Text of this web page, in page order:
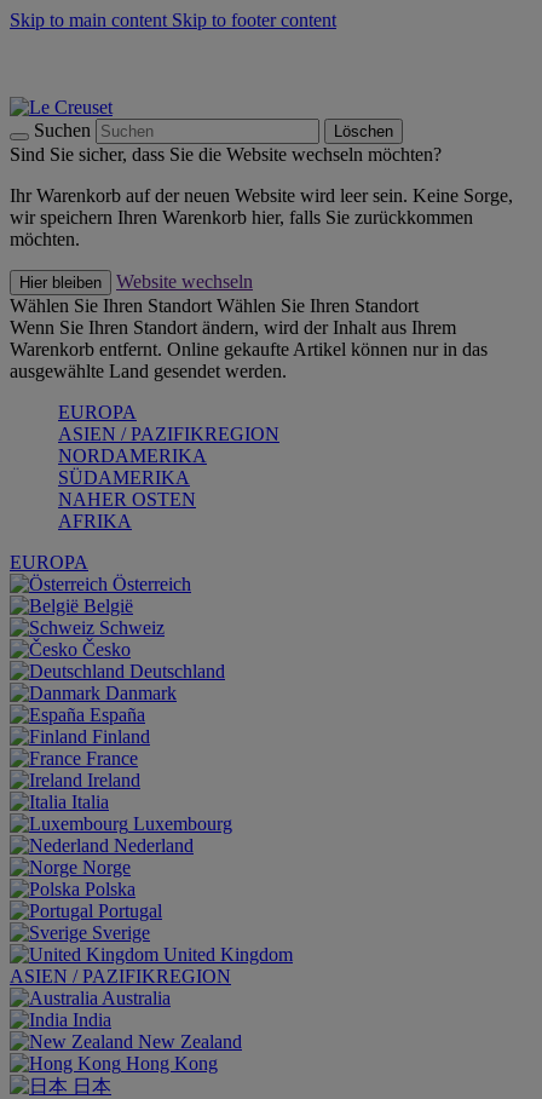
Skip to main content Skip to footer content
Suchen Löschen
Sind Sie sicher, dass Sie die Website wechseln möchten?
Ihr Warenkorb auf der neuen Website wird leer sein. Keine Sorge,
wir speichern Ihren Warenkorb hier, falls Sie zurückkommen
möchten.
Hier bleiben
Website wechseln
Wählen Sie Ihren Standort Wählen Sie Ihren Standort
Wenn Sie Ihren Standort ändern, wird der Inhalt aus Ihrem
Warenkorb entfernt. Online gekaufte Artikel können nur in das
ausgewählte Land gesendet werden.
EUROPA
ASIEN / PAZIFIKREGION
NORDAMERIKA
SÜDAMERIKA
NAHER OSTEN
AFRIKA
EUROPA
Österreich
België
Schweiz
Česko
Deutschland
Danmark
España
Finland
France
Ireland
Italia
Luxembourg
Nederland
Norge
Polska
Portugal
Sverige
United Kingdom
ASIEN / PAZIFIKREGION
Australia
India
New Zealand
Hong Kong
日本